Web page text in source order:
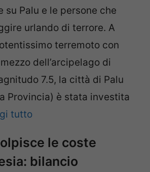
su Palu e le persone che
urlando di terrore. A
terremoto con
dell’arcipelago di
7.5, la città di Palu
Provincia) è stata investita
tutto
le coste
bilancio